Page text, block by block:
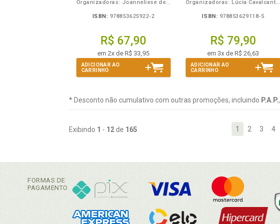
Organizadoras: Joanneliese de Lucas Freitas e Eileen Pfeiffer Flores
ISBN: 978853625922-2
R$ 67,90
em 2x de R$ 33,95
ADICIONAR AO
CARRINHO
Organizadoras: Lúcia Cavalcanti de Albuquerque Williams, Joviane Marcondelli Dias Maia, Karyne de Souza Augusto Rios e Sabrina Mazo D´Affonseca
ISBN: 978853629118-5
R$ 79,90
em 3x de R$ 26,63
ADICIONAR AO
CARRINHO
* Desconto não cumulativo com outras promoções, incluindo P.A.P.,
Exibindo 1 - 12de 165 1 2 3 4
FORMAS DE
PAGAMENTO